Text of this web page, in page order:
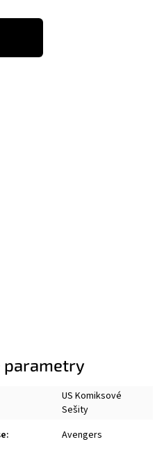
parametry
US Komiksové
Sešity
: Avengers